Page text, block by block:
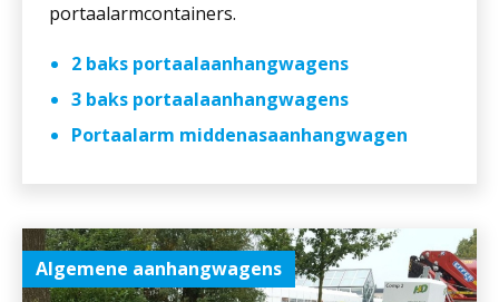
portaalarmcontainers.
2 baks portaalaanhangwagens
3 baks portaalaanhangwagens
Portaalarm middenasaanhangwagen
Algemene aanhangwagens